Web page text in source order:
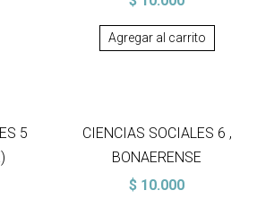
Agregar al carrito
5
CIENCIAS SOCIALES 6 ,
BONAERENSE
$ 10.000